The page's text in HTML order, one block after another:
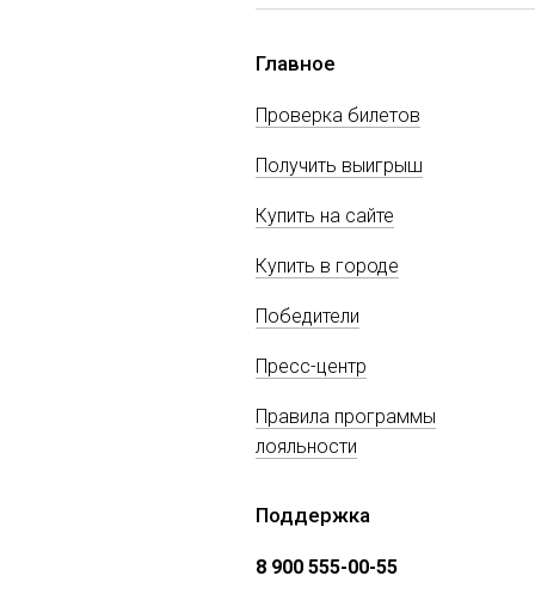
Главное
Проверка билетов
Получить выигрыш
Купить на сайте
Купить в городе
Победители
Пресс-центр
Правила программы
лояльности
Поддержка
8 900 555-00-55